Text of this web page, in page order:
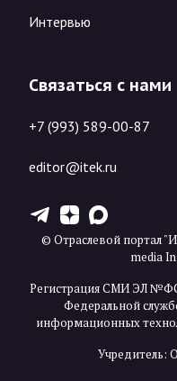
Интервью
Связаться с нами
+7 (993) 589-00-87
editor@itek.ru
T Z X
© Отраслевой портал
media
Регистрация СМИ ЭЛ №ФС
Федеральной
информационных